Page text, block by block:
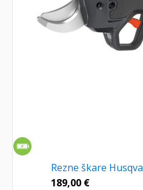
Rezne škare
189,00 €